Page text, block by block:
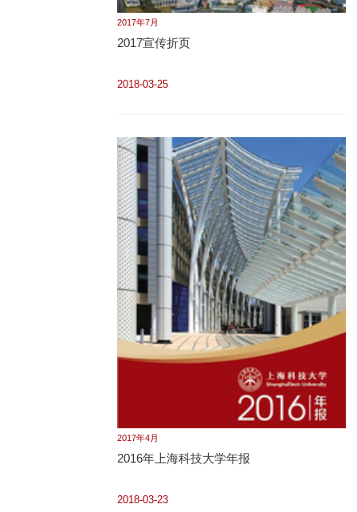
2017年7月
2017宣传折页
2018-03-25
2017年4月
2016年上海科技大学年报
2018-03-23